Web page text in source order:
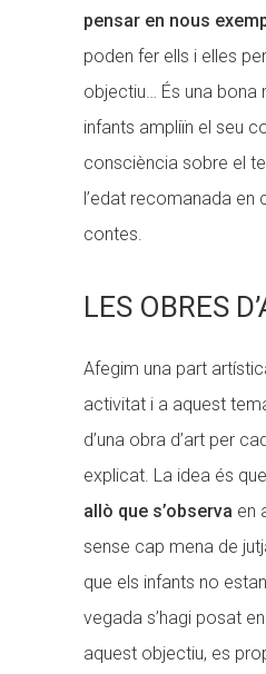
pensar en nous
poden fer ells i elles
objectiu… És una bona
infants ampliïn el seu
consciència sobre el
l’edat recomanada en
contes.
LES OBRES
Afegim una part
activitat i a aquest
d’una obra d’art per
explicat. La idea és
allò que s’observa en
sense cap mena de
que els infants no
vegada s’hagi posat
aquest objectiu, es